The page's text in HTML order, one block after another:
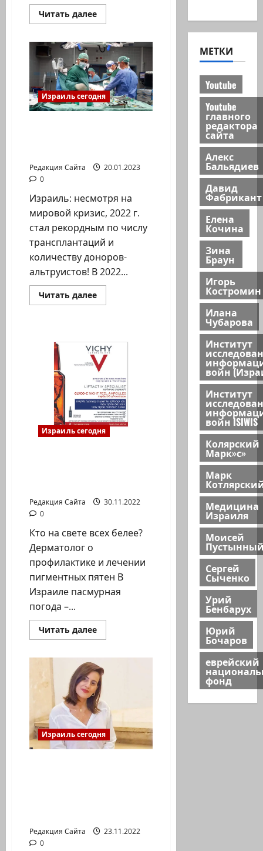
Читать далееПрочитать
больше
февраля
—
Международный
день
борьбы
с
раком
Израиль сегодня
Редакция Сайта
20.01.2023
0
Израиль: несмотря на
мировой кризис, 2022 г.
стал рекордным по числу
трансплантаций и
количеству доноров-
альтруистов! В 2022...
Читать далееПрочитать
больше
сфере
трансплантации
в
Израиле
Израиль сегодня
Редакция Сайта
30.11.2022
0
Кто на свете всех белее?
Дерматолог о
профилактике и лечении
пигментных пятен В
Израиле пасмурная
погода –...
Читать далееПрочитать
больше
профилактике
и
лечении
гиперпигментации
Израиль сегодня
Редакция Сайта
23.11.2022
0
МЕТКИ
Youtube
Youtube
главного
редактора
сайта
Алекс
Бальядиев
Давид
Фабрикант
Елена
Кочина
Зина
Браун
Игорь
Костромин
Илана
Чубарова
Институт
войн
Институт
войн ISIWIS
Колярский
Марк»с»
Марк
Медицина
Израиля
Моисей
Сергей
Сыченко
Урий
Бенбарух
Юрий
Бочаров
еврейский
фонд